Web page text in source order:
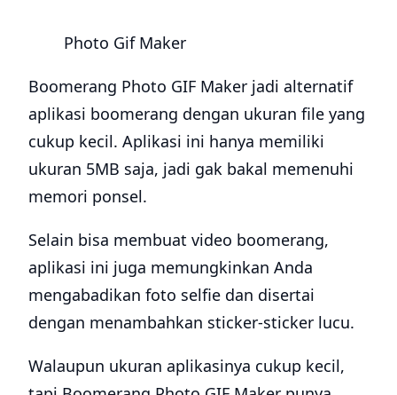
Photo Gif Maker
Boomerang Photo GIF Maker jadi alternatif
aplikasi boomerang dengan ukuran file yang
cukup kecil. Aplikasi ini hanya memiliki
ukuran 5MB saja, jadi gak bakal memenuhi
memori ponsel.
Selain bisa membuat video boomerang,
aplikasi ini juga memungkinkan Anda
mengabadikan foto selfie dan disertai
dengan menambahkan sticker-sticker lucu.
Walaupun ukuran aplikasinya cukup kecil,